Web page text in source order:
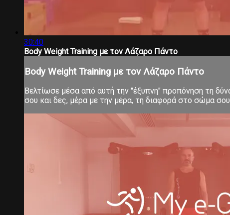
30:40
Body Weight Training με τον Λάζαρο Πάντο
Body Weight Training με τον Λάζαρο Πάντο
Βελτίωσε μέσα από αυτή την "έξυπνη" προπόνηση τη
σου και δες, μέρα με την μέρα, τη διαφορά στο σώμα